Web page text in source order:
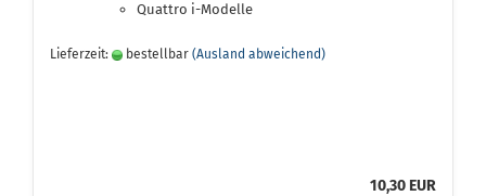
Quattro i-Modelle
Lieferzeit: bestellbar (Ausland abweichend)
10,30 EUR